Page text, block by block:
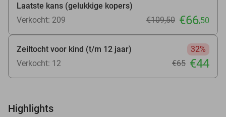
Laatste kans (gelukkige kopers)
Verkocht: 209 €109,50 €66,50
Zeiltocht voor kind (t/m 12 jaar)
32%
Verkocht: 12
€65 €44
Highlights